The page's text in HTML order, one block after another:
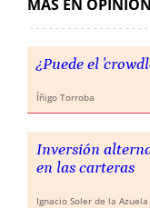
MÁS EN OPINIÓN
¿Puede el
Íñigo Torroba
Inversión
en las carteras
Ignacio Soler de la Azuela